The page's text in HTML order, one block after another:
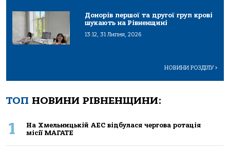
Донорів першої та другої груп крові
шукають на Рівненщині
13:12, 31 Липня, 2026
НОВИНИ РОЗДІЛУ>
ТОП НОВИНИ РІВНЕНЩИНИ:
1
На Хмельницькій АЕС відбулася чергова ротація
місії МАГАТЕ